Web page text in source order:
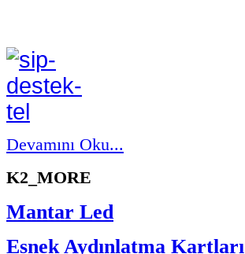
Devamını Oku...
K2_MORE
Mantar Led
Esnek Aydınlatma Kartları